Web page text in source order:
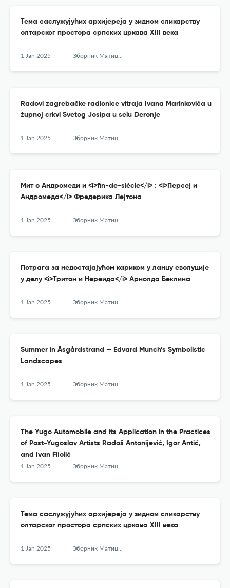
Тема саслужујућих архијереја у зидном сликарству
олтарског простора српских цркава XIII века
1 Jan 2025 Зборник Матице српске за ликовне уметности
Radovi zagrebačke radionice vitraja Ivana Marinkovića u
župnoj crkvi Svetog Josipa u selu Deronje
1 Jan 2025 Зборник Матице српске за ликовне уметности
Мит о Андромеди и <i>fin-de-siècle</i> : <i>Персеј и
Андромеда</i> Фредерика Лејтона
1 Jan 2025 Зборник Матице српске за ликовне уметности
Потрага за недостајајућом кариком у ланцу еволуције
у делу <i>Тритон и Нереида</i> Арнолда Беклина
1 Jan 2025 Зборник Матице српске за ликовне уметности
Summer in Åsgårdstrand — Edvard Munch’s Symbolistic
Landscapes
1 Jan 2025 Зборник Матице српске за ликовне уметности
The Yugo Automobile and its Application in the Practices
of Post-Yugoslav Artists Radoš Antonijević, Igor Antić,
and Ivan Fijolić
1 Jan 2025 Зборник Матице српске за ликовне уметности
Тема саслужујућих архијереја у зидном сликарству
олтарског простора српских цркава XIII века
1 Jan 2025 Зборник Матице српске за ликовне уметности